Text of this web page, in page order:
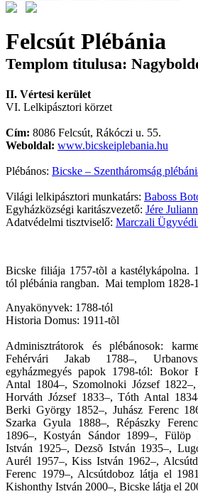
Felcsút Plébánia
Templom titulusa:
II. Vértesi kerület
VI. Lelkipásztori körzet
Cím: 8086 Felcsút, Rákóczi u. 55.
Weboldal: www.bicskeiplebania.hu
Plébános: Bicske – Szentháromság
Világi lelkipásztori munkatárs: Baboss
Egyházközségi karitászvezető: Jére
Adatvédelmi tisztviselő: Marczali Ügyvédi
Bicske filiája 1757-tõl a kastélykápolna.
tól plébánia rangban. Mai templom 1828-
Anyakönyvek: 1788-tól
Historia Domus: 1911-tõl
Adminisztrátorok és plébánosok:
Fehérvári Jakab 1788–,
egyházmegyés papok 1798-tól: Bokor
Antal 1804–, Szomolnoki József
Horváth József 1833–, Tóth Antal
Berki György 1852–, Juhász Ferenc
Szarka Gyula 1888–, Répászky
1896–, Kostyán Sándor 1899–, Fülöp
István 1925–, Dezsõ István 1935–,
Aurél 1957–, Kiss István 1962–,
Ferenc 1979–, Alcsútdoboz látja el
Kishonthy István 2000–, Bicske látja el